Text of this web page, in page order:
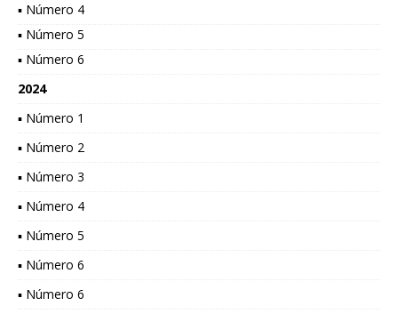
▪ Número 4
▪ Número 5
▪ Número 6
2024
▪ Número 1
▪ Número 2
▪ Número 3
▪ Número 4
▪ Número 5
▪ Número 6
▪ Número 6